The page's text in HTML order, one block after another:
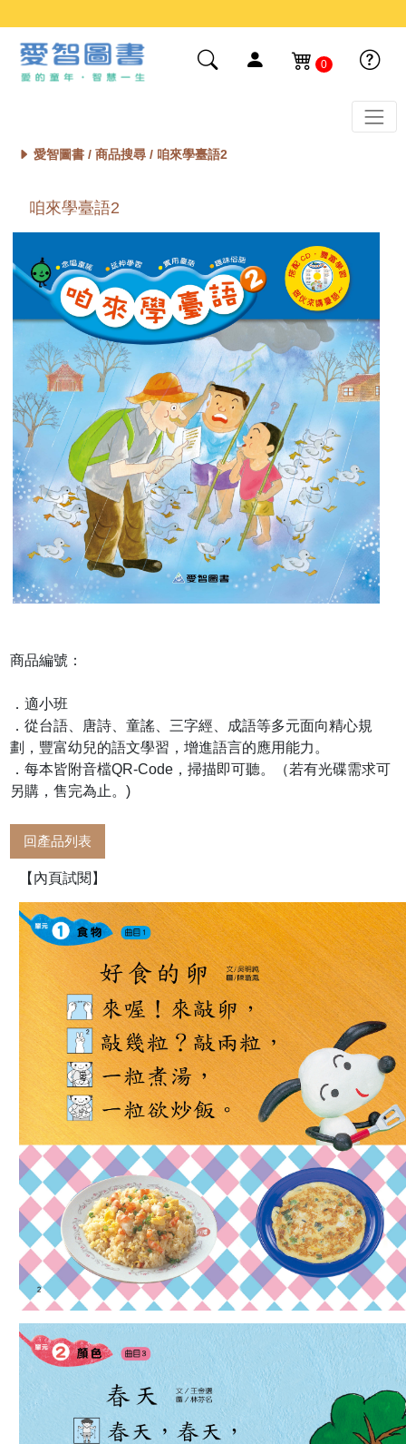
0
愛智圖書 / 商品搜尋/ 咱來學臺語2
咱來學臺語2
商品編號：
．適小班
．從台語、唐詩、童謠、三字經、成語等多元面向精心規
劃，豐富幼兒的語文學習，增進語言的應用能力。
．每本皆附音檔QR-Code，掃描即可聽。（若有光碟需求可
另購，售完為止。)
回產品列表
【內頁試閱】